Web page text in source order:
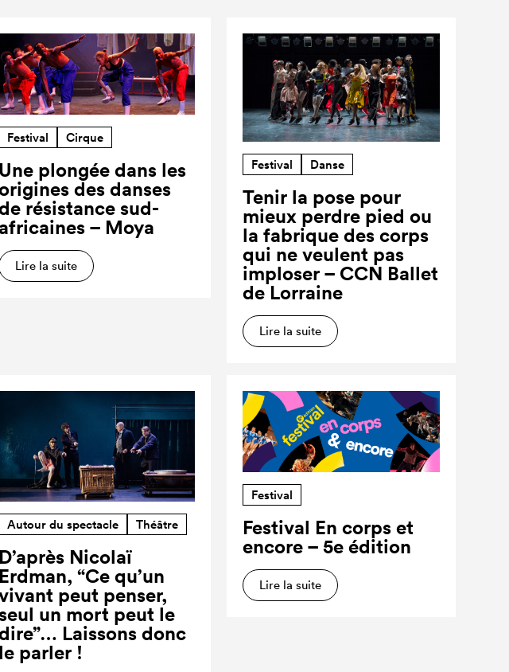
Festival Cirque
Une plongée dans les
des danses
résistance sud-
africaines – Moya
Lire la suite
Festival Danse
Tenir la pose pour
mieux perdre pied ou
la fabrique des corps
qui ne veulent pas
imploser – CCN Ballet
de Lorraine
Lire la suite
Autour du spectacle Théâtre
D’après Nicolaï
Erdman, “Ce qu’un
peut penser,
un mort peut le
Laissons donc
le parler !
Festival
Festival En corps et
encore – 5e édition
Lire la suite